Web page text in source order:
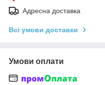
Адресна доставка
Всі умови доставки
Умови оплати